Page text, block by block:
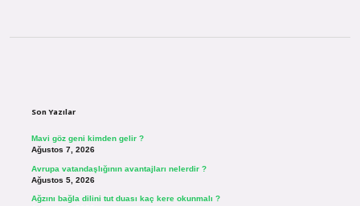
Son Yazılar
Mavi göz geni kimden gelir ?
Ağustos 7, 2026
Avrupa vatandaşlığının avantajları nelerdir ?
Ağustos 5, 2026
Ağzını bağla dilini tut duası kaç kere okunmalı ?